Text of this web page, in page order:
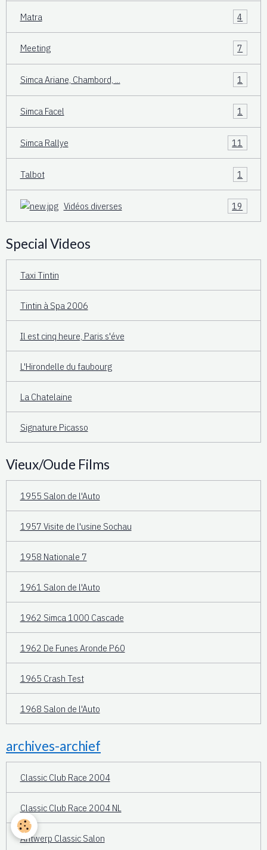
Matra 4
Meeting 7
Simca Ariane, Chambord, ... 1
Simca Facel 1
Simca Rallye 11
Talbot 1
Vidéos diverses 19
Special Videos
Taxi Tintin
Tintin à Spa 2006
Il est cinq heure, Paris s'éve
L'Hirondelle du faubourg
La Chatelaine
Signature Picasso
Vieux/Oude Films
1955 Salon de l'Auto
1957 Visite de l'usine Sochau
1958 Nationale 7
1961 Salon de l'Auto
1962 Simca 1000 Cascade
1962 De Funes Aronde P60
1965 Crash Test
1968 Salon de l'Auto
archives-archief
Classic Club Race 2004
Classic Club Race 2004 NL
Antwerp Classic Salon